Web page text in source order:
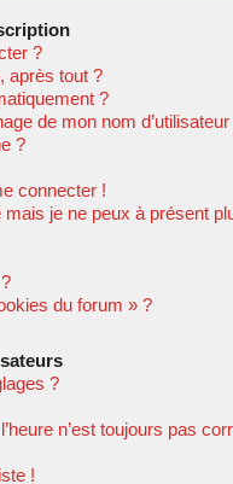
?
après tout ?
?
de mon nom d’utilisateur
?
connecter !
je ne peux à présent
du forum » ?
?
n’est toujours pas
!